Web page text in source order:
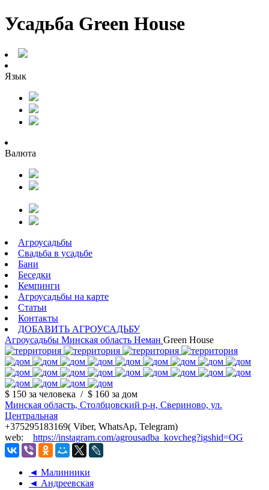
Усадьба Green House
Язык
Валюта
Агроусадьбы
Свадьба в усадьбе
Бани
Беседки
Кемпинги
Агроусадьбы на карте
Статьи
Контакты
ДОБАВИТЬ АГРОУСАДЬБУ
Агроусадьбы Минская область Неман Green House
$ 150 за человека / $ 160 за дом
Минская область, Столбцовский р-н, Свериново, ул.
Центральная
+375295183169( Viber, WhatsAp, Telegram)
web: https://instagram.com/agrousadba_kovcheg?igshid=OG
◄ Малинники
◄ Андреевская